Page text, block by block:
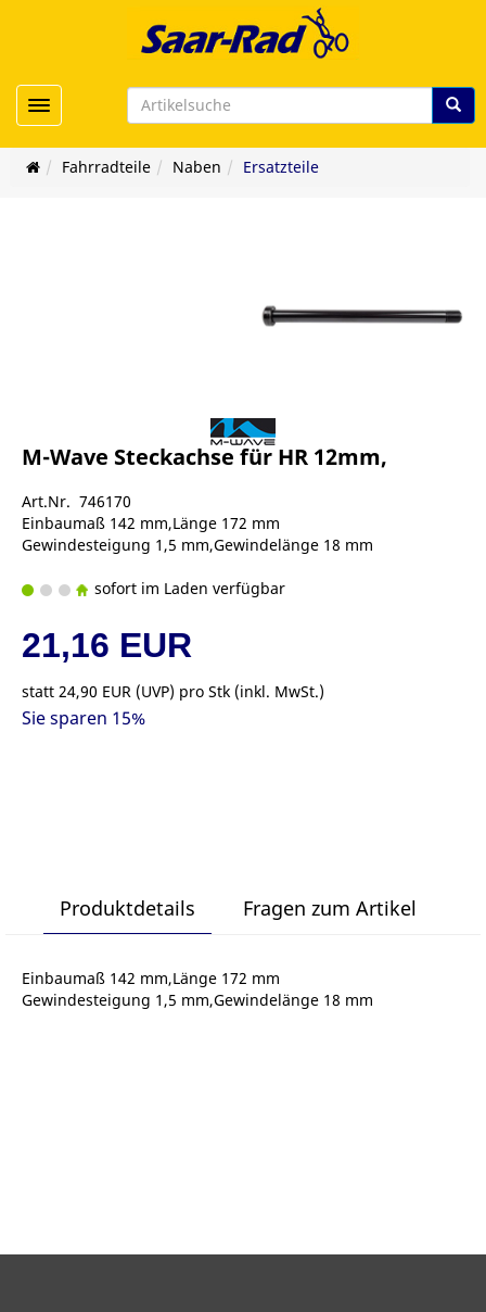
Toggle navigation
Fahrradteile Naben Ersatzteile
M-Wave Steckachse für HR 12mm,
Art.Nr. 746170
Einbaumaß 142 mm,Länge 172 mm
Gewindesteigung 1,5 mm,Gewindelänge 18 mm
sofort im Laden verfügbar
21,16 EUR
statt 24,90 EUR (UVP) pro Stk (inkl. MwSt.)
Sie sparen 15%
Produktdetails Fragen zum Artikel
Einbaumaß 142 mm,Länge 172 mm
Gewindesteigung 1,5 mm,Gewindelänge 18 mm